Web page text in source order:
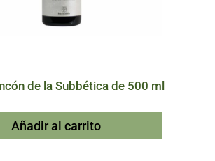
de la Subbética de 500 ml
Añadir al carrito